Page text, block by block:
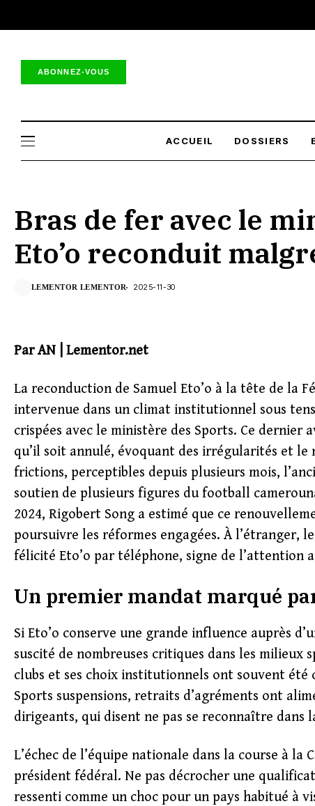
ABONNEZ-VOUS
ACCUEIL DOSSIERS
Bras de fer avec le
Eto’o reconduit
LEMENTOR LEMENTOR 2025-11-30
Par AN | Lementor.net
La reconduction de Samuel Eto’o à la tête de la
intervenue dans un climat institutionnel sous
crispées avec le ministère des Sports. Ce
qu’il soit annulé, évoquant des irrégularités et
frictions, perceptibles depuis plusieurs mois,
soutien de plusieurs figures du football
2024, Rigobert Song a estimé que ce
poursuivre les réformes engagées. À l’étranger,
félicité Eto’o par téléphone, signe de l’attention
Un premier mandat marqué
Si Eto’o conserve une grande influence auprès
suscité de nombreuses critiques dans les milieux
clubs et ses choix institutionnels ont souvent été
Sports suspensions, retraits d’agréments ont
dirigeants, qui disent ne pas se reconnaître dans
L’échec de l’équipe nationale dans la course à
président fédéral. Ne pas décrocher une
ressenti comme un choc pour un pays habitué à